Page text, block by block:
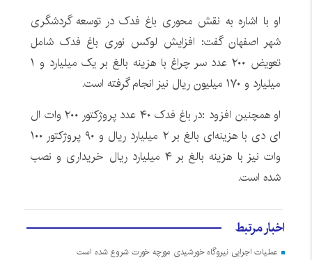
او با اشاره به نقش محوری باغ فدک در توسعه گردشگری
شهر اصفهان گفت: افزایش لوکس نوری باغ فدک شامل
تعویض ۲۰۰ عدد سر چراغ با هزینه بالغ بر یک میلیارد و ۱
میلیارد و ۱۷۰ میلیون ریال نیز انجام گرفته است.
او همچنین افزود :در باغ فدک ۴۰ عدد پروژکتور ۲۰۰ وات ال
ای دی با هزینه‌ای بالغ بر ۲ میلیارد ریال و ۹۰ پروژکتور ۱۰۰
وات نیز با هزینه بالغ بر ۴ میلیارد ریال خریداری و نصب
شده است.
اخبار مرتبط
عملیات اجرایی نیروگاه خورشیدی مورچه خورت شروع شده است